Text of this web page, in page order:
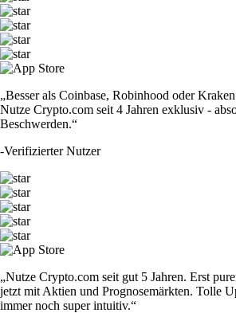
„Besser als Coinbase, Robinhood oder
Nutze Crypto.com seit 4 Jahren exklusiv -
Beschwerden.“
-Verifizierter Nutzer
„Nutze Crypto.com seit gut 5 Jahren. Erst
jetzt mit Aktien und Prognosemärkten. Tolle
immer noch super intuitiv.“